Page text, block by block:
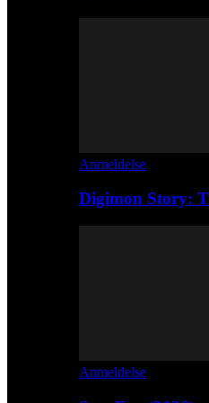
Anmeldelse
Digimon Story:
Anmeldelse